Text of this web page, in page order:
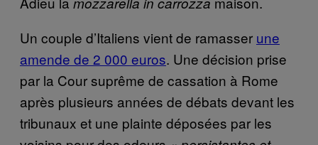
Un couple d’Italiens vient de ramasser une
amende de 2 000 euros. Une décision prise
par la Cour suprême de cassation à Rome
après plusieurs années de débats devant les
tribunaux et une plainte déposées par les